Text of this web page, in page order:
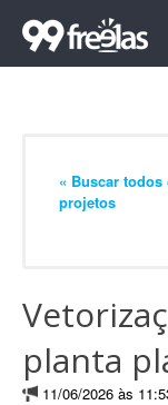
« Buscar todos
projetos
planta
11/06/2026 às